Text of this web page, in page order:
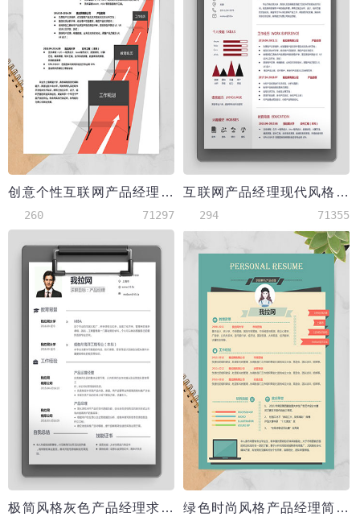
创意个性互联网产品经理求职简历word简历模板
260 71297
互联网产品经理现代风格简历模板
294 71355
极简风格灰色产品经理求职简历word简历模板 绿色时尚风格产品经理简历模板